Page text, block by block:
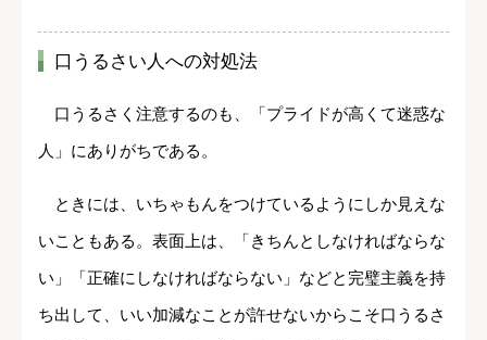
口うるさい人への対処法
口うるさく注意するのも、「プライドが高くて迷惑な
人」にありがちである。
ときには、いちゃもんをつけているようにしか見えな
いこともある。表面上は、「きちんとしなければならな
い」「正確にしなければならない」などと完璧主義を持
ち出して、いい加減なことが許せないからこそ口うるさ